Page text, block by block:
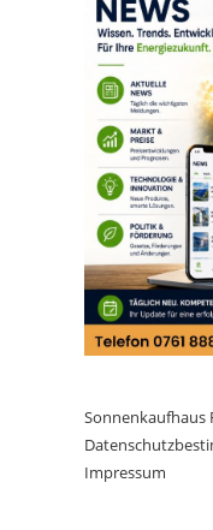
Sonnenkaufhaus
Impressum